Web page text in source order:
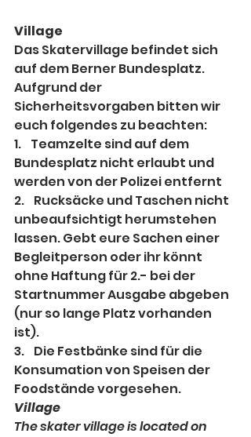
Village
Das Skatervillage befindet sich
auf dem Berner Bundesplatz.
Aufgrund der
Sicherheitsvorgaben bitten wir
euch folgendes zu beachten:
1. Teamzelte sind auf dem
Bundesplatz nicht erlaubt und
werden von der Polizei entfernt
2. Rucksäcke und Taschen nicht
unbeaufsichtigt herumstehen
lassen. Gebt eure Sachen einer
Begleitperson oder ihr könnt
ohne Haftung für 2.- bei der
Startnummer Ausgabe abgeben
(nur so lange Platz vorhanden
ist).
3. Die Festbänke sind für die
Konsumation von Speisen der
Foodstände vorgesehen.
Village
The skater village is located on